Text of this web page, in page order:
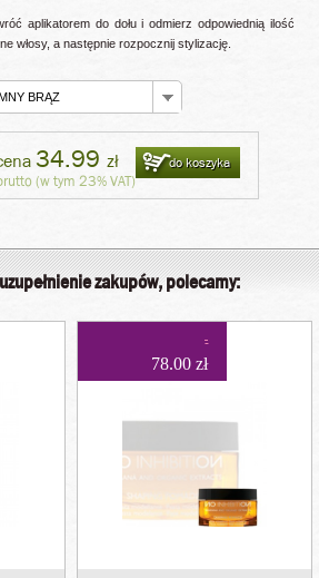
aplikatorem do dołu i odmierz odpowiednią ilość
włosy, a następnie rozpocznij stylizację.
BRĄZ
34.99 zł
(w tym 23% VAT)
do koszyka
zakupów, polecamy:
78.00 zł